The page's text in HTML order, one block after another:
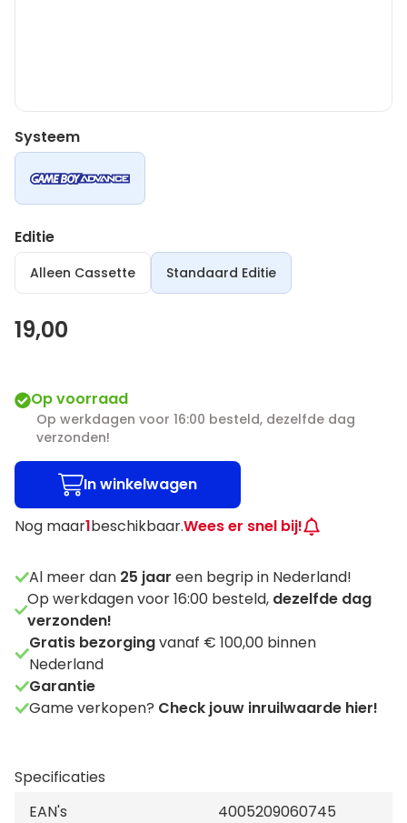
Systeem
Editie
Alleen Cassette Standaard Editie
19,00
Op voorraad
Op werkdagen voor 16:00 besteld, dezelfde dag
verzonden!
In winkelwagen
Nog maar1beschikbaar.Wees er snel bij!
Al meer dan 25 jaar een begrip in Nederland!
Op werkdagen voor 16:00 besteld, dezelfde dag
verzonden!
Gratis bezorgingvanaf € 100,00 binnen
Nederland
Garantie
Game verkopen? Check jouw inruilwaarde hier!
Specificaties
EAN's
4005209060745